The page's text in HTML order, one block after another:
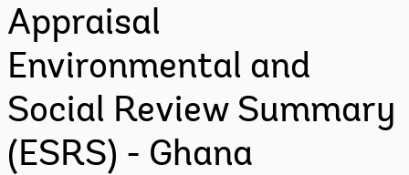
Appraisal
Environmental and
Social Review Summary
(ESRS) - Ghana